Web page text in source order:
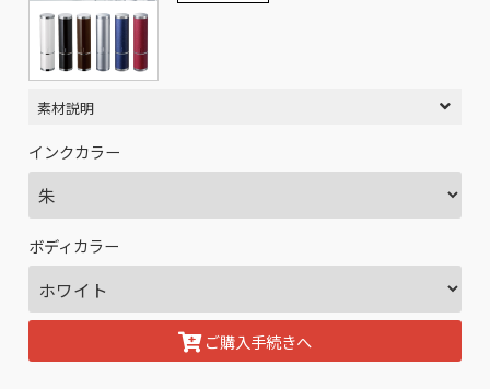
素材説明
インクカラー
ボディカラー
ご購入手続きへ